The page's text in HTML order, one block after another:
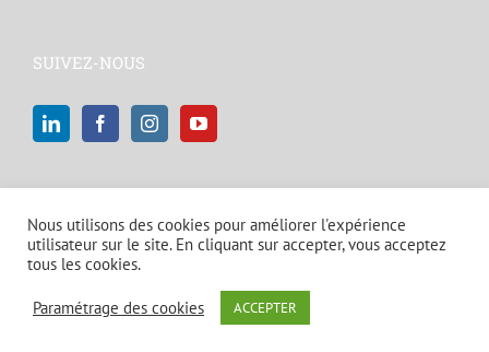
SUIVEZ-NOUS
© Copyright 2021 | Tous droits réservés |Mentions légales et politique
de confidentialité
Nous utilisons des cookies pour améliorer l'expérience
utilisateur sur le site. En cliquant sur accepter, vous acceptez
tous les cookies.
Paramétrage des cookies ACCEPTER